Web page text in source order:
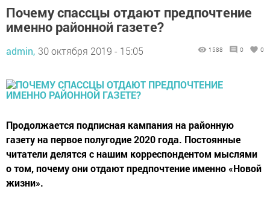
Почему спассцы отдают предпочтение
именно районной газете?
admin, 30 октября 2019 - 15:05 1588 0 0
Продолжается подписная кампания на районную
газету на первое полугодие 2020 года. Постоянные
читатели делятся с нашим корреспондентом мыслями
о том, почему они отдают предпочтение именно «Новой
жизни».